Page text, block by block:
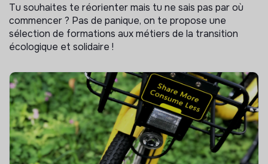
Tu souhaites te réorienter mais tu ne sais pas par où
commencer ? Pas de panique, on te propose une
sélection de formations aux métiers de la transition
écologique et solidaire !